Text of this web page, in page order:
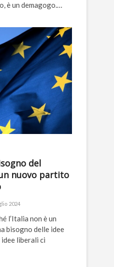
è un demagogo.…
del
nuovo partito
2024
l’Italia non è un
bisogno delle idee
liberali ci